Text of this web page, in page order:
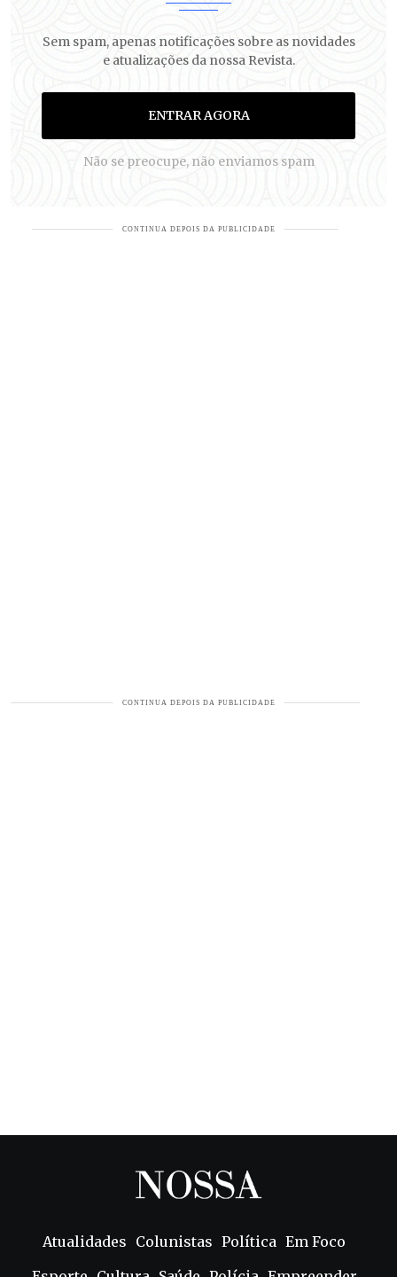
Sem spam, apenas notificações sobre as novidades
e atualizações da nossa Revista.
ENTRAR AGORA
Não se preocupe, não enviamos spam
Atualidades Colunistas Política Em Foco